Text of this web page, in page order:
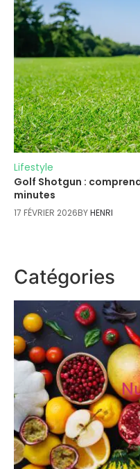
Lifestyle
Golf Shotgun :
minutes
17 FÉVRIER 2026BYHENRI
Catégories